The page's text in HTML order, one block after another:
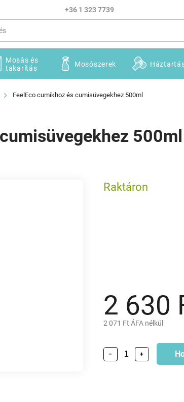
+36 1 323 7739
Mosás és
takarítás
Mosószerek
FeelEco cumikhoz és cumisüvegekhez 500ml
500ml
2 630
2 071 Ft ÁFA nélkül
Raktáron
+
−